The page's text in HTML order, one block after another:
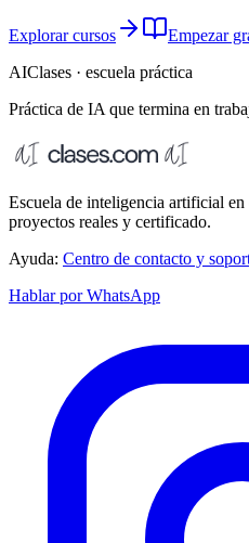
Explorar cursos
Empezar
AIClases · escuela práctica
Práctica de IA que termina en
Escuela de inteligencia artificial
proyectos reales y certificado.
Ayuda: Centro de contacto y
Hablar por WhatsApp